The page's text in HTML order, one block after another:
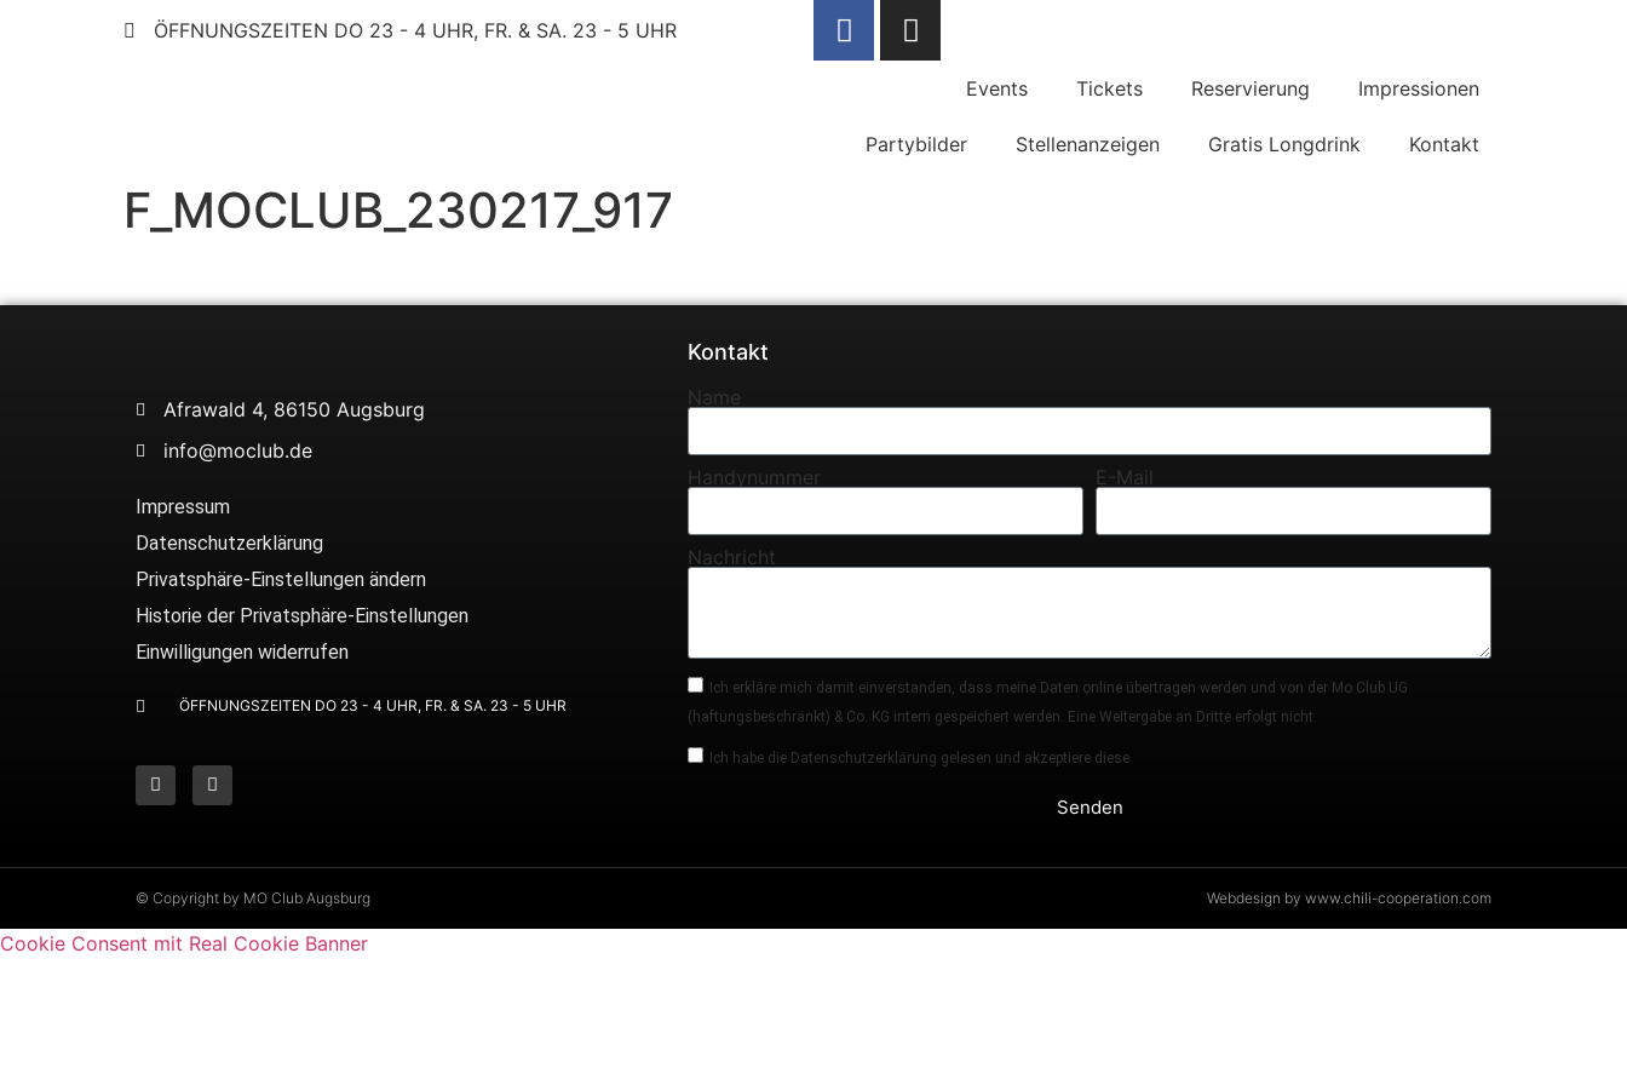
ÖFFNUNGSZEITEN DO 23 - 4 UHR, FR. & SA. 23 - 5 UHR
Events Tickets Reservierung Impressionen
Partybilder Stellenanzeigen Gratis Longdrink Kontakt
F_MOCLUB_230217_917
Afrawald 4, 86150 Augsburg
info@moclub.de
Impressum
Datenschutzerklärung
Privatsphäre-Einstellungen ändern
Historie der Privatsphäre-Einstellungen
Einwilligungen widerrufen
ÖFFNUNGSZEITEN DO 23 - 4 UHR, FR. & SA. 23 - 5 UHR
Kontakt
Name
Handynummer E-Mail
Nachricht
Ich erkläre mich damit einverstanden, dass meine Daten online übertragen werden und von der Mo Club UG
(haftungsbeschränkt) & Co. KG intern gespeichert werden. Eine Weitergabe an Dritte erfolgt nicht.
Ich habe die Datenschutzerklärung gelesen und akzeptiere diese
Senden
© Copyright by MO Club Augsburg Webdesign by www.chili-cooperation.com
Cookie Consent mit Real Cookie Banner